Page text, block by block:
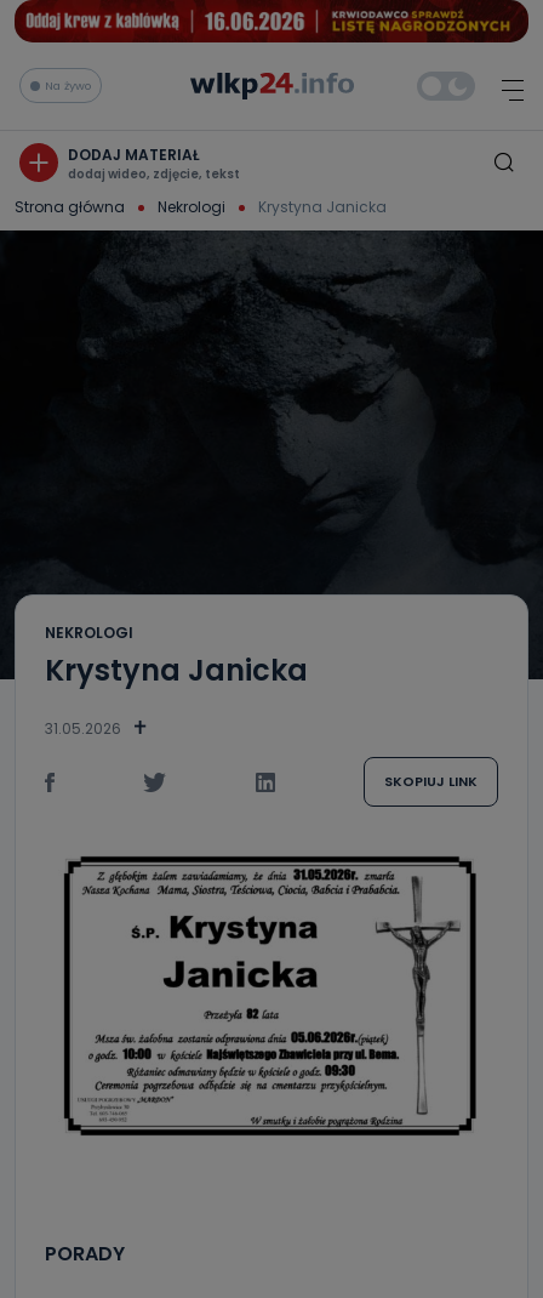
Na żywo
DODAJ MATERIAŁ
dodaj wideo, zdjęcie, tekst
Strona główna Nekrologi Krystyna Janicka
NEKROLOGI
Krystyna Janicka
31.05.2026
SKOPIUJ LINK
PORADY